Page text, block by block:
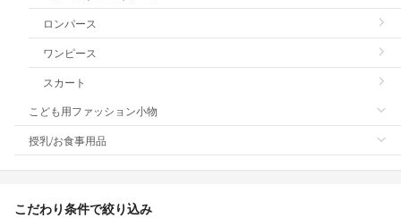
ロンパース
ワンピース
スカート
こども用ファッション小物
授乳/お食事用品
こだわり条件で絞り込み